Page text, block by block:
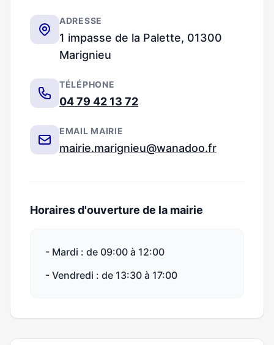
ADRESSE
1 impasse de la Palette, 01300
Marignieu
TÉLÉPHONE
04 79 42 13 72
EMAIL MAIRIE
mairie.marignieu@wanadoo.fr
Horaires d'ouverture de la mairie
- Mardi : de 09:00 à 12:00
- Vendredi : de 13:30 à 17:00